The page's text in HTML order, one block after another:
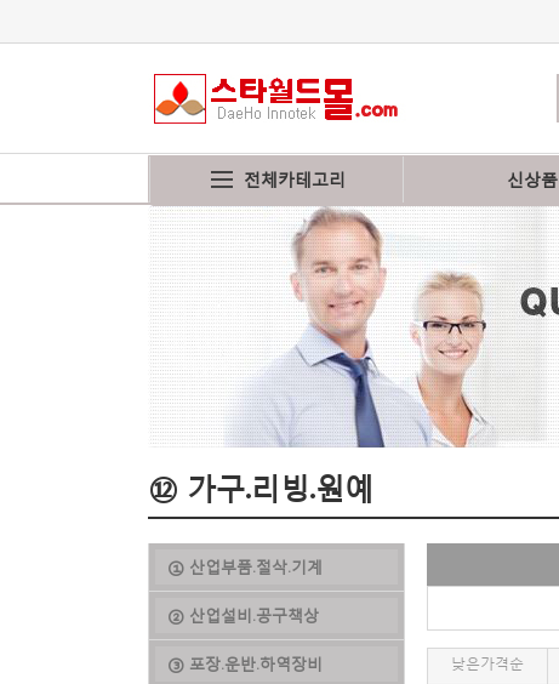
전체카테고리 신상품
⑫ 가구.리빙.원예
① 산업부품.절삭.기계
② 산업설비.공구책상
③ 포장.운반.하역장비 낮은가격순